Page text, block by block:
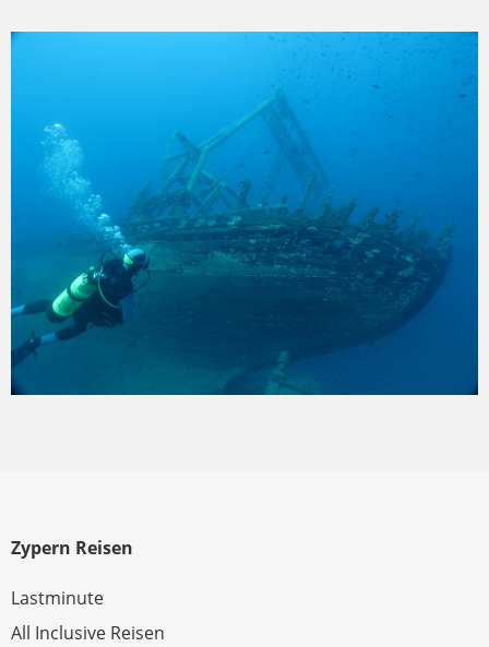
Zypern Reisen
Lastminute
All Inclusive Reisen